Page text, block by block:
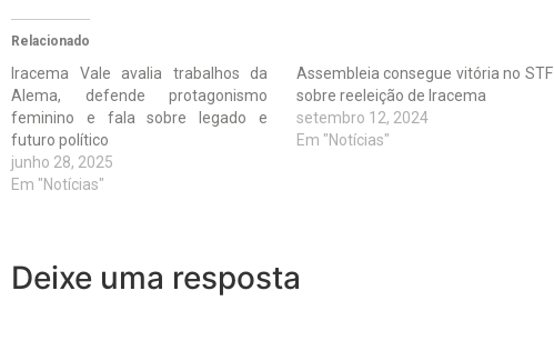
Relacionado
Iracema Vale avalia trabalhos da
Alema, defende protagonismo
feminino e fala sobre legado e
futuro político
junho 28, 2025
Em "Notícias"
Assembleia consegue vitória no STF
sobre reeleição de Iracema
setembro 12, 2024
Em "Notícias"
Deixe uma resposta